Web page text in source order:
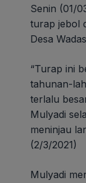
Senin (01/
turap jebol
Desa
“Turap ini
tahunan-
terlalu
Mulyadi
meninjau
(2/3/2021)
Mulyadi